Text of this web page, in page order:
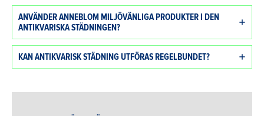
ANVÄNDER ANNEBLOM MILJÖVÄNLIGA PRODUKTER I DEN
ANTIKVARISKA STÄDNINGEN?
KAN ANTIKVARISK STÄDNING UTFÖRAS REGELBUNDET?